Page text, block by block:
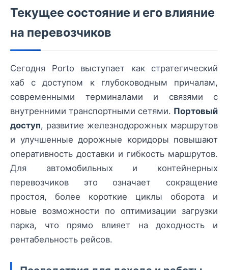
Текущее состояние и его влияние
на перевозчиков
Сегодня Porto выступает как стратегический
хаб с доступом к глубоководным причалам,
современными терминалами и связями с
внутренними транспортными сетями. Портовый
доступ, развитие железнодорожных маршрутов
и улучшенные дорожные коридоры повышают
оперативность доставки и гибкость маршрутов.
Для автомобильных и контейнерных
перевозчиков это означает сокращение
простоя, более короткие циклы оборота и
новые возможности по оптимизации загрузки
парка, что прямо влияет на доходность и
рентабельность рейсов.